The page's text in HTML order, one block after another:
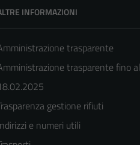
INFORMAZIONI
trasparente
trasparente fino al
gestione rifiuti
e numeri utili
Tecnici
Questi cookie